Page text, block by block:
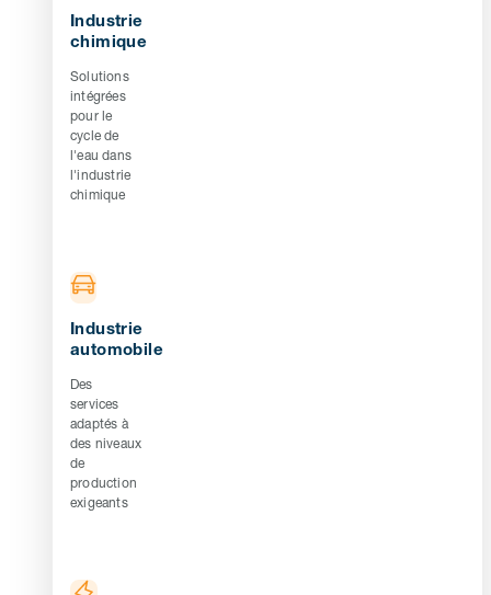
Industrie
chimique
Solutions
intégrées
pour le
cycle de
l'eau dans
l'industrie
chimique
Industrie
automobile
Des
services
adaptés à
des niveaux
de
production
exigeants